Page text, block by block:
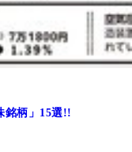
銘柄」15選!!